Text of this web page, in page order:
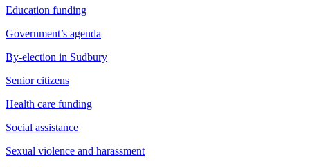
Education funding
Government’s agenda
By-election in Sudbury
Senior citizens
Health care funding
Social assistance
Sexual violence and harassment